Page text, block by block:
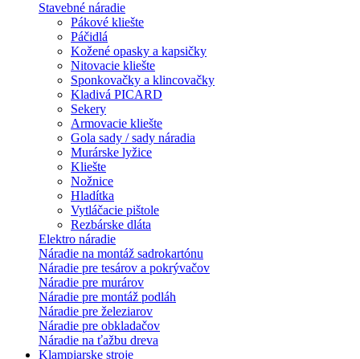
Stavebné náradie
Pákové kliešte
Páčidlá
Kožené opasky a kapsičky
Nitovacie kliešte
Sponkovačky a klincovačky
Kladivá PICARD
Sekery
Armovacie kliešte
Gola sady / sady náradia
Murárske lyžice
Kliešte
Nožnice
Hladítka
Vytláčacie pištole
Rezbárske dláta
Elektro náradie
Náradie na montáž sadrokartónu
Náradie pre tesárov a pokrývačov
Náradie pre murárov
Náradie pre montáž podláh
Náradie pre železiarov
Náradie pre obkladačov
Náradie na ťažbu dreva
Klampiarske stroje